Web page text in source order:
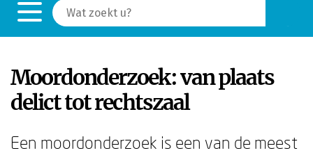
Moordonderzoek: van plaats
delict tot rechtszaal
Een moordonderzoek is een van de meest